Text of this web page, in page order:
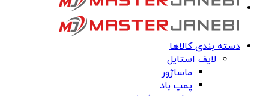
دسته بندی کالاها
لایف استایل
ماساژور
پمپ باد